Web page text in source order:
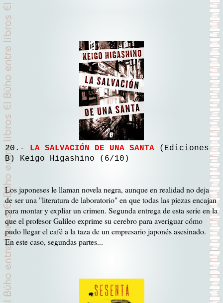
20.- LA SALVACIÓN DE UNA SANTA (Ediciones
B) Keigo Higashino (6/10)
Los japoneses le llaman novela negra, aunque en realidad no deja
de ser una "literatura de laboratorio" en que todas las piezas encajan
para montar y expliar un crimen. Segunda entrega de esta serie en la
que el profesor Galileo exprime su cerebro para averiguar cómo
pudo llegar el café a la taza de un empresario japonés asesinado.
En este caso, segundas partes...